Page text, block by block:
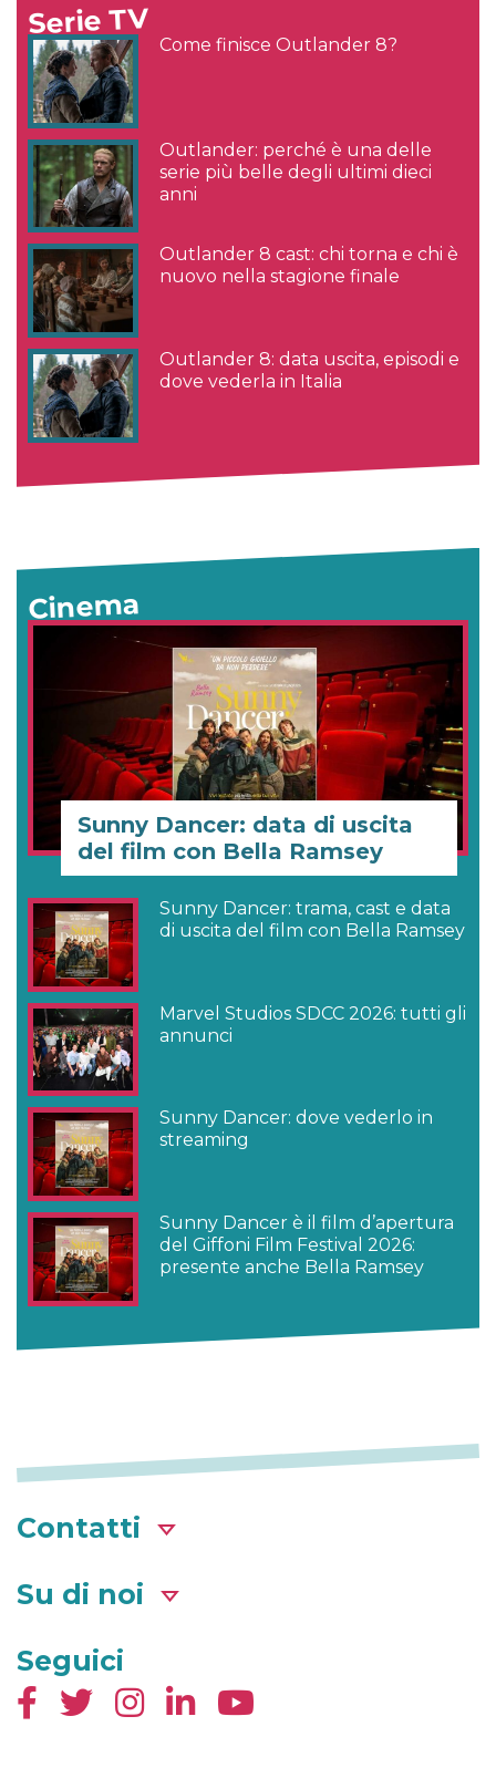
Serie TV
Come finisce Outlander 8?
Outlander: perché è una delle
serie più belle degli ultimi dieci
anni
Outlander 8 cast: chi torna e chi è
nuovo nella stagione finale
Outlander 8: data uscita, episodi e
dove vederla in Italia
Cinema
Sunny Dancer: data di uscita
del film con Bella Ramsey
Sunny Dancer: trama, cast e data
di uscita del film con Bella Ramsey
Marvel Studios SDCC 2026: tutti gli
annunci
Sunny Dancer: dove vederlo in
streaming
Sunny Dancer è il film d’apertura
del Giffoni Film Festival 2026:
presente anche Bella Ramsey
Contatti
Su di noi
Seguici